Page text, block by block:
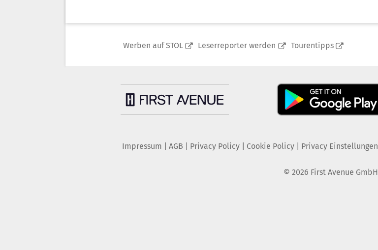
Werben auf STOL Leserreporter werden Tourentipps
Impressum AGB Privacy Policy| Cookie Policy| Privacy Einstellungen
© 2026 First Avenue GmbH